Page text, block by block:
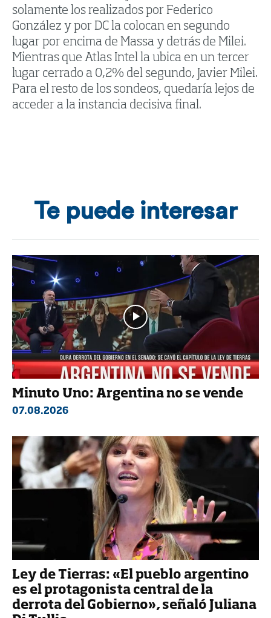
solamente los realizados por Federico
González y por DC la colocan en segundo
lugar por encima de Massa y detrás de Milei.
Mientras que Atlas Intel la ubica en un tercer
lugar cerrado a 0,2% del segundo, Javier Milei.
Para el resto de los sondeos, quedaría lejos de
acceder a la instancia decisiva final.
Te puede interesar
Minuto Uno: Argentina no se vende
07.08.2026
Ley de Tierras: «El pueblo argentino
es el protagonista central de la
derrota del Gobierno», señaló Juliana